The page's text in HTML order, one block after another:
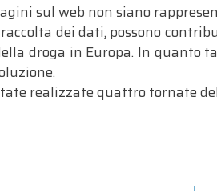
sul web non siano
dei dati, possono
droga in Europa. In quanto
realizzate quattro tornate